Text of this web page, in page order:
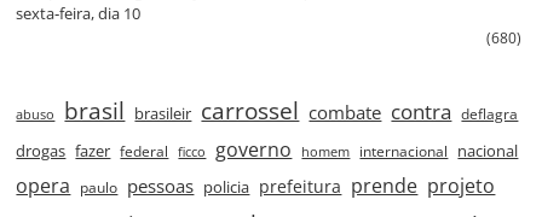
sexta‑feira, dia 10
(680)
abuso brasil brasileir carrossel combate contra deflagra
drogas fazer federal ficco governo homem internacional nacional
opera paulo pessoas policia prefeitura prende projeto